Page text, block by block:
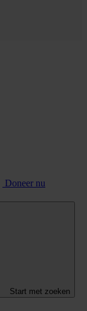
Doneer nu
Start met zoeken